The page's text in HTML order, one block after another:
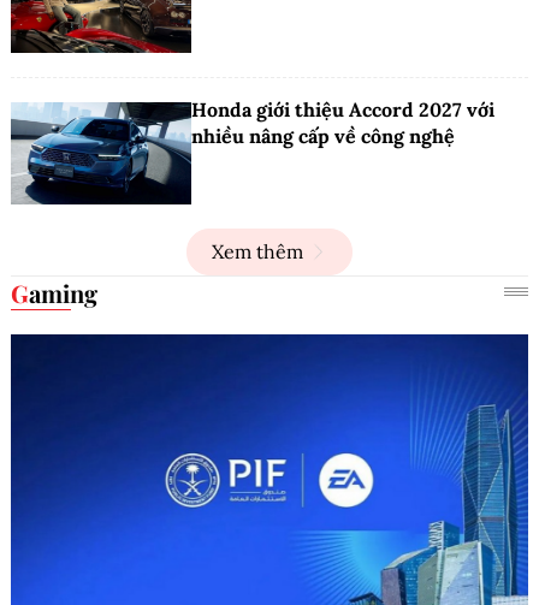
Honda giới thiệu Accord 2027 với
nhiều nâng cấp về công nghệ
Xem thêm
Gaming